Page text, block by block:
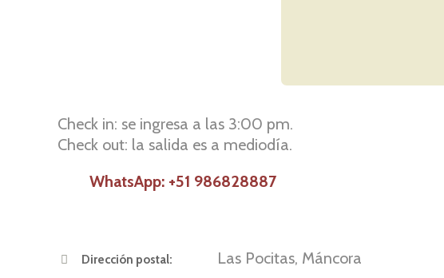
Check in: se ingresa a las 3:00 pm.
Check out: la salida es a mediodía.
WhatsApp: +51 986828887
Dirección postal: Las Pocitas, Máncora